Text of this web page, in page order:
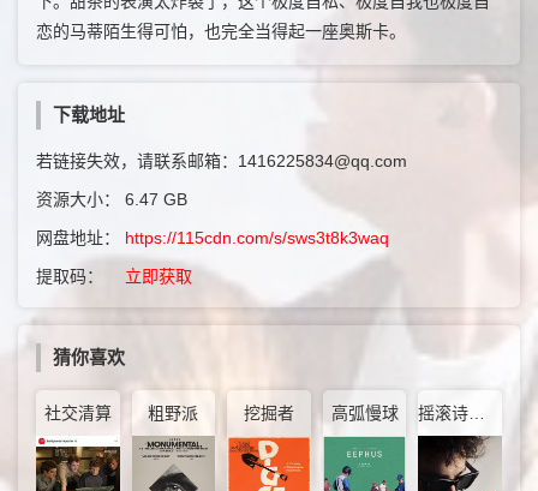
恋的马蒂陌生得可怕，也完全当得起一座奥斯卡。
下载地址
若链接失效，请联系邮箱：1416225834@qq.com
资源大小：
6.47 GB
网盘地址：
https://115cdn.com/s/sws3t8k3waq
提取码：
立即获取
猜你喜欢
社交清算 粗野派 挖掘者 高弧慢球 摇滚诗人：未知的传奇